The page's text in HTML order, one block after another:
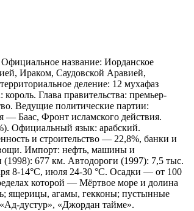
название: Иорданское
Ираком, Саудовской Аравией,
деление: 12 мухафаз
Глава правительства: премьер-
Ведущие политические партии:
— Баас, Фронт исламского действия.
Официальный язык: арабский.
и строительство — 22,8%, банки и
Импорт: нефть, машины и
677 км. Автодороги (1997): 7,5 тыс.
8-14°С, июля 24-30 °С. Осадки — от 100
которой — Мёртвое море и долина
ящерицы, агамы, гекконы; пустынные
дустур», «Джордан тайме».